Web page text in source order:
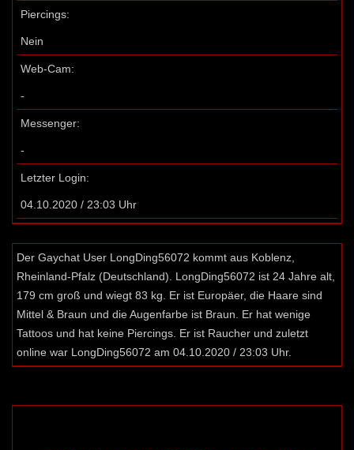
Piercings:
Nein
Web-Cam:
-
Messenger:
-
Letzter Login:
04.10.2020 / 23:03 Uhr
Der Gaychat User LongDing56072 kommt aus Koblenz,
Rheinland-Pfalz (Deutschland). LongDing56072 ist 24 Jahre alt,
179 cm groß und wiegt 83 kg. Er ist Europäer, die Haare sind
Mittel & Braun und die Augenfarbe ist Braun. Er hat wenige
Tattoos und hat keine Piercings. Er ist Raucher und zuletzt
online war LongDing56072 am 04.10.2020 / 23:03 Uhr.